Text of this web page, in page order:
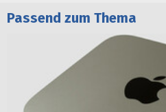
Passend zum Thema